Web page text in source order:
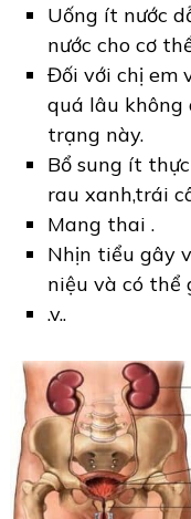
Uống ít nước
nước cho cơ
Đối với chị em
quá lâu không
trạng này.
Bổ sung ít
rau xanh,trái
Mang thai .
Nhịn tiểu gây
niệu và có thể
.v..